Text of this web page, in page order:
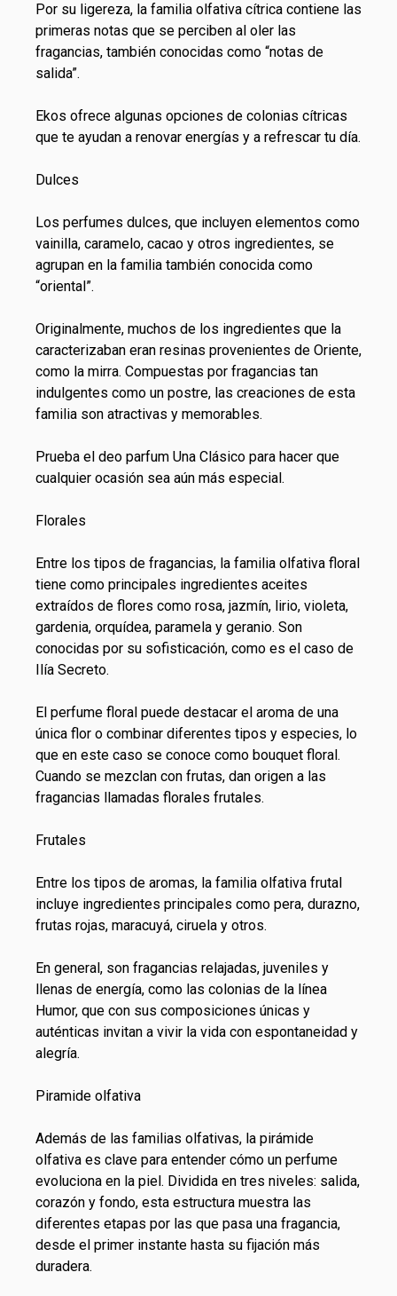
Por su ligereza, la familia olfativa cítrica contiene las
primeras notas que se perciben al oler las
fragancias, también conocidas como “notas de
salida”.
Ekos ofrece algunas opciones de colonias cítricas
que te ayudan a renovar energías y a refrescar tu día.
Dulces
Los perfumes dulces, que incluyen elementos como
vainilla, caramelo, cacao y otros ingredientes, se
agrupan en la familia también conocida como
“oriental”.
Originalmente, muchos de los ingredientes que la
caracterizaban eran resinas provenientes de Oriente,
como la mirra. Compuestas por fragancias tan
indulgentes como un postre, las creaciones de esta
familia son atractivas y memorables.
Prueba el deo parfum Una Clásico para hacer que
cualquier ocasión sea aún más especial.
Florales
Entre los tipos de fragancias, la familia olfativa floral
tiene como principales ingredientes aceites
extraídos de flores como rosa, jazmín, lirio, violeta,
gardenia, orquídea, paramela y geranio. Son
conocidas por su sofisticación, como es el caso de
Ilía Secreto.
El perfume floral puede destacar el aroma de una
única flor o combinar diferentes tipos y especies, lo
que en este caso se conoce como bouquet floral.
Cuando se mezclan con frutas, dan origen a las
fragancias llamadas florales frutales.
Frutales
Entre los tipos de aromas, la familia olfativa frutal
incluye ingredientes principales como pera, durazno,
frutas rojas, maracuyá, ciruela y otros.
En general, son fragancias relajadas, juveniles y
llenas de energía, como las colonias de la línea
Humor, que con sus composiciones únicas y
auténticas invitan a vivir la vida con espontaneidad y
alegría.
Piramide olfativa
Además de las familias olfativas, la pirámide
olfativa es clave para entender cómo un perfume
evoluciona en la piel. Dividida en tres niveles: salida,
corazón y fondo, esta estructura muestra las
diferentes etapas por las que pasa una fragancia,
desde el primer instante hasta su fijación más
duradera.